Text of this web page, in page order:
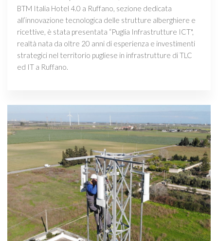
BTM Italia Hotel 4.0 a Ruffano, sezione dedicata
all’innovazione tecnologica delle strutture alberghiere e
ricettive, è stata presentata “Puglia Infrastrutture ICT",
realtà nata da oltre 20 anni di esperienza e investimenti
strategici nel territorio pugliese in infrastrutture di TLC
ed IT a Ruffano.